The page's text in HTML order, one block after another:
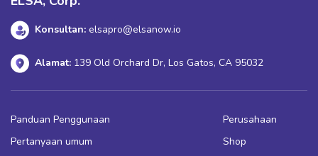
Konsultan: elsapro@elsanow.io
Alamat: 139 Old Orchard Dr, Los Gatos, CA 95032
Panduan Penggunaan
Pertanyaan umum
Perusahaan
Shop